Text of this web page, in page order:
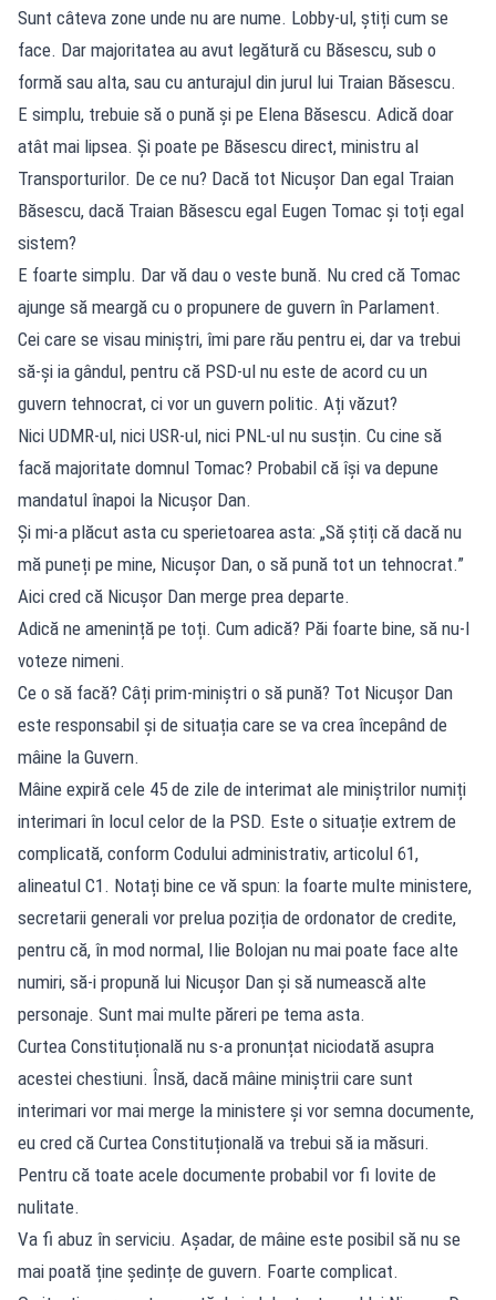
Sunt câteva zone unde nu are nume. Lobby-ul, știți cum se
face. Dar majoritatea au avut legătură cu Băsescu, sub o
formă sau alta, sau cu anturajul din jurul lui Traian Băsescu.
E simplu, trebuie să o pună și pe Elena Băsescu. Adică doar
atât mai lipsea. Și poate pe Băsescu direct, ministru al
Transporturilor. De ce nu? Dacă tot Nicușor Dan egal Traian
Băsescu, dacă Traian Băsescu egal Eugen Tomac și toți egal
sistem?
E foarte simplu. Dar vă dau o veste bună. Nu cred că Tomac
ajunge să meargă cu o propunere de guvern în Parlament.
Cei care se visau miniștri, îmi pare rău pentru ei, dar va trebui
să-și ia gândul, pentru că PSD-ul nu este de acord cu un
guvern tehnocrat, ci vor un guvern politic. Ați văzut?
Nici UDMR-ul, nici USR-ul, nici PNL-ul nu susțin. Cu cine să
facă majoritate domnul Tomac? Probabil că își va depune
mandatul înapoi la Nicușor Dan.
Și mi-a plăcut asta cu sperietoarea asta: „Să știți că dacă nu
mă puneți pe mine, Nicușor Dan, o să pună tot un tehnocrat.”
Aici cred că Nicușor Dan merge prea departe.
Adică ne amenință pe toți. Cum adică? Păi foarte bine, să nu-l
voteze nimeni.
Ce o să facă? Câți prim-miniștri o să pună? Tot Nicușor Dan
este responsabil și de situația care se va crea începând de
mâine la Guvern.
Mâine expiră cele 45 de zile de interimat ale miniștrilor numiți
interimari în locul celor de la PSD. Este o situație extrem de
complicată, conform Codului administrativ, articolul 61,
alineatul C1. Notați bine ce vă spun: la foarte multe ministere,
secretarii generali vor prelua poziția de ordonator de credite,
pentru că, în mod normal, Ilie Bolojan nu mai poate face alte
numiri, să-i propună lui Nicușor Dan și să numească alte
personaje. Sunt mai multe păreri pe tema asta.
Curtea Constituțională nu s-a pronunțat niciodată asupra
acestei chestiuni. Însă, dacă mâine miniștrii care sunt
interimari vor mai merge la ministere și vor semna documente,
eu cred că Curtea Constituțională va trebui să ia măsuri.
Pentru că toate acele documente probabil vor fi lovite de
nulitate.
Va fi abuz în serviciu. Așadar, de mâine este posibil să nu se
mai poată ține ședințe de guvern. Foarte complicat.